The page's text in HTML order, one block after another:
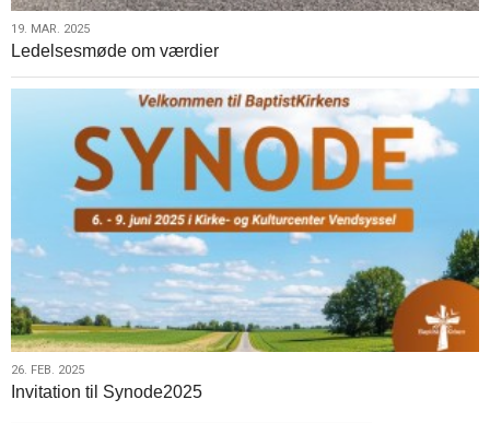
19.
mar.
2025
19. MAR. 2025
Ledelsesmøde om værdier
26.
feb.
26. FEB. 2025
Invitation til Synode2025